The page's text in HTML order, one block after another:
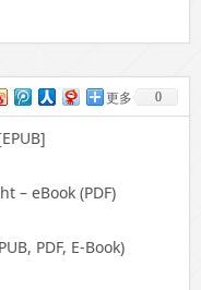
更多 0
– eBook (PDF)
PDF, E-Book)